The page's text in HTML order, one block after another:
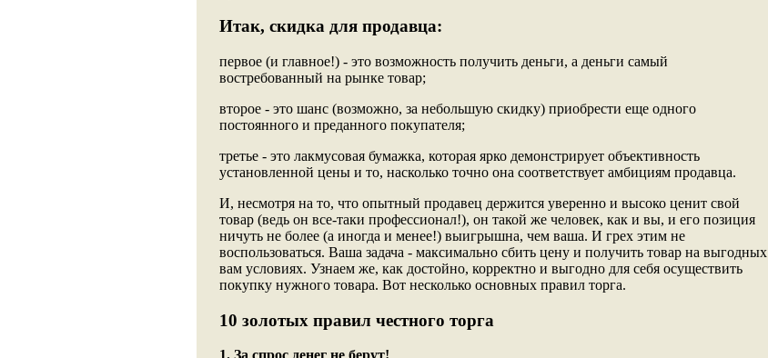
Итак, скидка для продавца:
первое (и главное!) - это возможность получить деньги, а деньги самый
востребованный на рынке товар;
второе - это шанс (возможно, за небольшую скидку) приобрести еще одного
постоянного и преданного покупателя;
третье - это лакмусовая бумажка, которая ярко демонстрирует объективность
установленной цены и то, насколько точно она соответствует амбициям продавца.
И, несмотря на то, что опытный продавец держится уверенно и высоко ценит свой
товар (ведь он все-таки профессионал!), он такой же человек, как и вы, и его позиция
ничуть не более (а иногда и менее!) выигрышна, чем ваша. И грех этим не
воспользоваться. Ваша задача - максимально сбить цену и получить товар на выгодных
вам условиях. Узнаем же, как достойно, корректно и выгодно для себя осуществить
покупку нужного товара. Вот несколько основных правил торга.
10 золотых правил честного торга